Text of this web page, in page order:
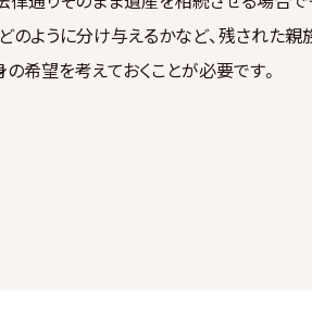
のように分け与えるかなど、残された親
希望を考えておくことが必要です。